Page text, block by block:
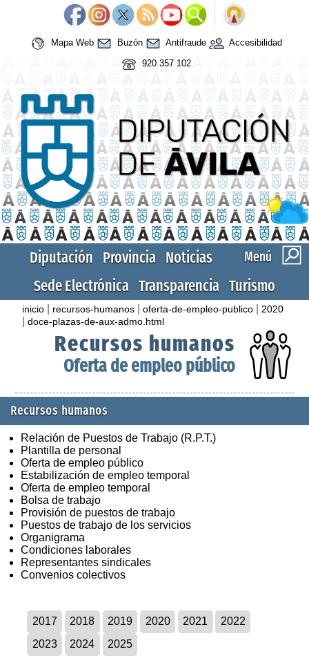
Mapa Web Buzón Antifraude
Accesibilidad
920 357 102
Menú
Diputación Provincia Noticias
Sede Electrónica Transparencia Turismo
inicio recursos-humanos |oferta-de-empleo-publico 2020
|doce-plazas-de-aux-admo.html
Recursos humanos
Oferta de empleo público
Recursos humanos
Relación de Puestos de Trabajo (R.P.T.)
Plantilla de personal
Oferta de empleo público
Estabilización de empleo temporal
Oferta de empleo temporal
Bolsa de trabajo
Provisión de puestos de trabajo
Puestos de trabajo de los servicios
Organigrama
Condiciones laborales
Representantes sindicales
Convenios colectivos
2017 2018 2019 2020 2021
2022
2023
2024 2025